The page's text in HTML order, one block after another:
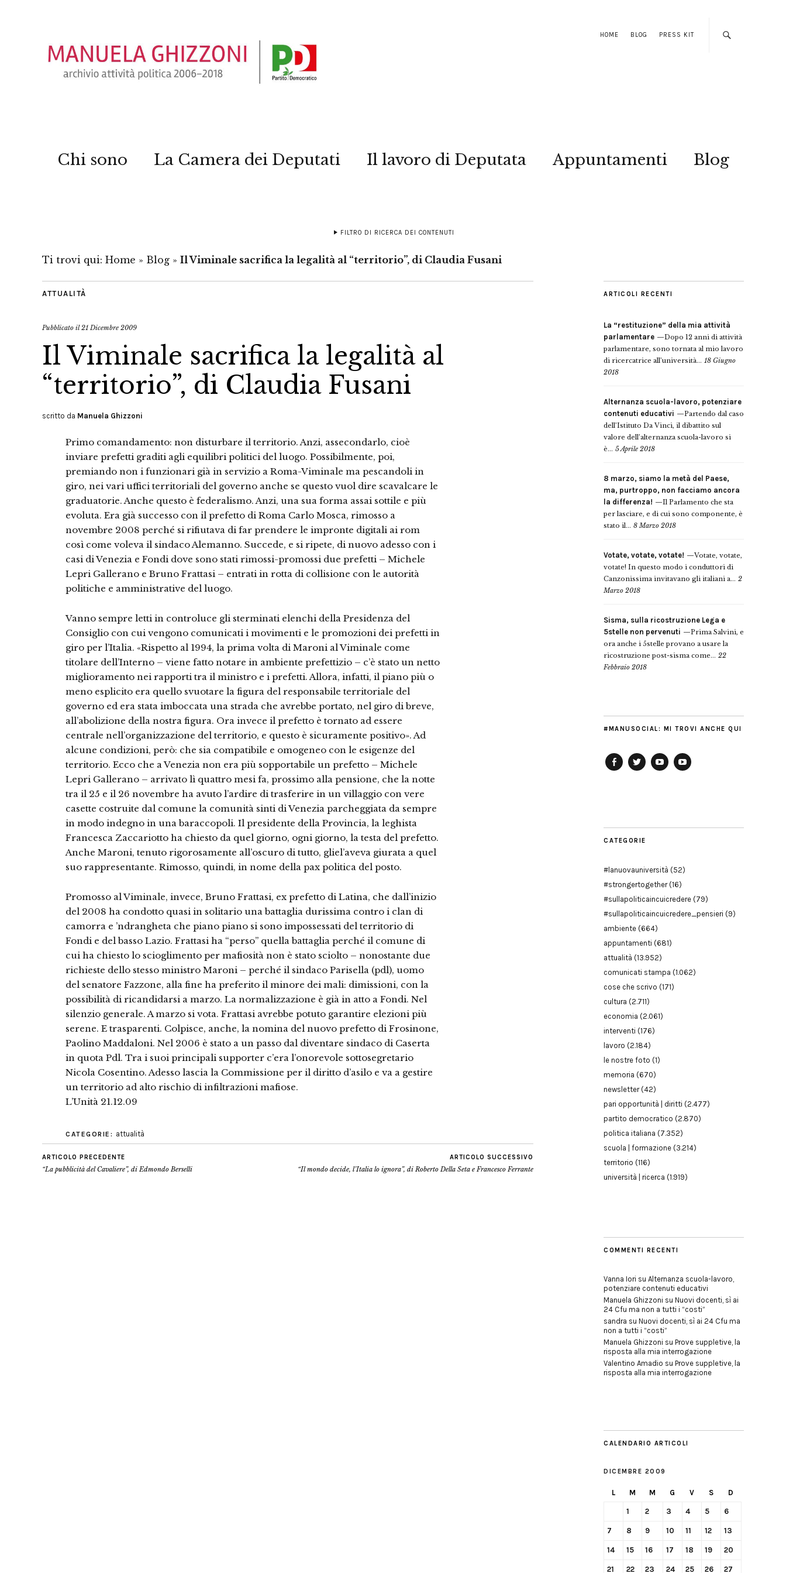
HOME BLOG PRESS KIT
Chi sono La Camera dei Deputati Il lavoro di Deputata Appuntamenti Blog
FILTRO DI RICERCA DEI CONTENUTI
Ti trovi qui: Home » Blog » Il Viminale sacrifica la legalità al “territorio”, di Claudia Fusani
ATTUALITÀ
Pubblicato il21 Dicembre 2009
Il Viminale sacrifica la legalità al
“territorio”, di Claudia Fusani
scritto da Manuela Ghizzoni
Primo comandamento: non disturbare il territorio. Anzi, assecondarlo, cioè
inviare prefetti graditi agli equilibri politici del luogo. Possibilmente, poi,
premiando non i funzionari già in servizio a Roma-Viminale ma pescandoli in
giro, nei vari uffici territoriali del governo anche se questo vuol dire scavalcare le
graduatorie. Anche questo è federalismo. Anzi, una sua forma assai sottile e più
evoluta. Era già successo con il prefetto di Roma Carlo Mosca, rimosso a
novembre 2008 perché si rifiutava di far prendere le impronte digitali ai rom
così come voleva il sindaco Alemanno. Succede, e si ripete, di nuovo adesso con i
casi di Venezia e Fondi dove sono stati rimossi-promossi due prefetti – Michele
Lepri Gallerano e Bruno Frattasi – entrati in rotta di collisione con le autorità
politiche e amministrative del luogo.
Vanno sempre letti in controluce gli sterminati elenchi della Presidenza del
Consiglio con cui vengono comunicati i movimenti e le promozioni dei prefetti in
giro per l’Italia. «Rispetto al 1994, la prima volta di Maroni al Viminale come
titolare dell’Interno – viene fatto notare in ambiente prefettizio – c’è stato un netto
miglioramento nei rapporti tra il ministro e i prefetti. Allora, infatti, il piano più o
meno esplicito era quello svuotare la figura del responsabile territoriale del
governo ed era stata imboccata una strada che avrebbe portato, nel giro di breve,
all’abolizione della nostra figura. Ora invece il prefetto è tornato ad essere
centrale nell’organizzazione del territorio, e questo è sicuramente positivo». Ad
alcune condizioni, però: che sia compatibile e omogeneo con le esigenze del
territorio. Ecco che a Venezia non era più sopportabile un prefetto – Michele
Lepri Gallerano – arrivato lì quattro mesi fa, prossimo alla pensione, che la notte
tra il 25 e il 26 novembre ha avuto l’ardire di trasferire in un villaggio con vere
casette costruite dal comune la comunità sinti di Venezia parcheggiata da sempre
in modo indegno in una baraccopoli. Il presidente della Provincia, la leghista
Francesca Zaccariotto ha chiesto da quel giorno, ogni giorno, la testa del prefetto.
Anche Maroni, tenuto rigorosamente all’oscuro di tutto, gliel’aveva giurata a quel
suo rappresentante. Rimosso, quindi, in nome della pax politica del posto.
Promosso al Viminale, invece, Bruno Frattasi, ex prefetto di Latina, che dall’inizio
del 2008 ha condotto quasi in solitario una battaglia durissima contro i clan di
camorra e ’ndrangheta che piano piano si sono impossessati del territorio di
Fondi e del basso Lazio. Frattasi ha “perso” quella battaglia perché il comune di
cui ha chiesto lo scioglimento per mafiosità non è stato sciolto – nonostante due
richieste dello stesso ministro Maroni – perché il sindaco Parisella (pdl), uomo
del senatore Fazzone, alla fine ha preferito il minore dei mali: dimissioni, con la
possibilità di ricandidarsi a marzo. La normalizzazione è già in atto a Fondi. Nel
silenzio generale. A marzo si vota. Frattasi avrebbe potuto garantire elezioni più
serene. E trasparenti. Colpisce, anche, la nomina del nuovo prefetto di Frosinone,
Paolino Maddaloni. Nel 2006 è stato a un passo dal diventare sindaco di Caserta
in quota Pdl. Tra i suoi principali supporter c’era l’onorevole sottosegretario
Nicola Cosentino. Adesso lascia la Commissione per il diritto d’asilo e va a gestire
un territorio ad alto rischio di infiltrazioni mafiose.
L’Unità 21.12.09
CATEGORIE: attualità
ARTICOLO PRECEDENTE
“La pubblicità del Cavaliere”, di Edmondo Berselli
ARTICOLO SUCCESSIVO
“Il mondo decide, l’Italia lo ignora”, di Roberto Della Seta e Francesco Ferrante
ARTICOLI RECENTI
La “restituzione” della mia attività
parlamentare
Dopo 12 anni di attività
parlamentare, sono tornata al mio lavoro
di ricercatrice all’università... 18 Giugno
2018
Alternanza scuola-lavoro, potenziare
contenuti educativi
Partendo dal caso
dell’Istituto Da Vinci, il dibattito sul
valore dell’alternanza scuola-lavoro si
è... 5 Aprile 2018
8 marzo, siamo la metà del Paese,
ma, purtroppo, non facciamo ancora
la differenza!
Il Parlamento che sta
per lasciare, e di cui sono componente, è
stato il... 8 Marzo 2018
Votate, votate, votate!
Votate, votate,
votate! In questo modo i conduttori di
Canzonissima invitavano gli italiani a... 2
Marzo 2018
Sisma, sulla ricostruzione Lega e
5stelle non pervenuti
Prima Salvini, e
ora anche i 5stelle provano a usare la
ricostruzione post-sisma come... 22
Febbraio 2018
#MANUSOCIAL: MI TROVI ANCHE QUI
CATEGORIE
#lanuovauniversità (52)
#strongertogether(16)
#sullapoliticaincuicredere (79)
#sullapoliticaincuicredere_pensieri (9)
ambiente (664)
appuntamenti (681)
attualità (13.952)
comunicati stampa (1.062)
cose che scrivo (171)
cultura (2.711)
economia (2.061)
interventi (176)
lavoro (2.184)
le nostre foto (1)
memoria (670)
newsletter(42)
pari opportunità | diritti (2.477)
partito democratico (2.870)
politica italiana (7.352)
scuola | formazione (3.214)
territorio (116)
università | ricerca (1.919)
COMMENTI RECENTI
Vanna Iori su Alternanza scuola-lavoro,
potenziare contenuti educativi
Manuela Ghizzoni su Nuovi docenti, sì ai
24 Cfu ma non a tutti i “costi”
sandra su Nuovi docenti, sì ai 24 Cfu ma
non a tutti i “costi”
Manuela Ghizzoni su Prove suppletive, la
risposta alla mia interrogazione
Valentino Amadio su Prove suppletive, la
risposta alla mia interrogazione
CALENDARIO ARTICOLI
DICEMBRE 2009
L M M G V S D
1 2 3 4 5 6
7 8 9 10 11 12 13
14 15 16 17 18 19 20
21 22 23 24 25 26 27